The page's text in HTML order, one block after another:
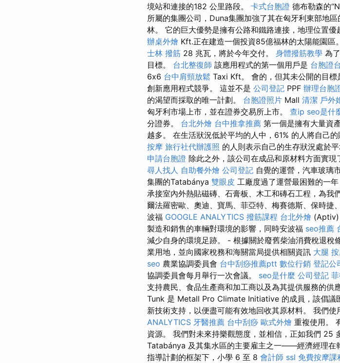
境站和連接的182 公里路段。 卡式台胞證 德布勒森的
所屬的集團公司，Duna集團加強了其在匈牙利東部地
林。 它的巨大優勢是擁有公路和鐵路連接，地理位置
辦桌外燴 Kft.正在建造一個投資85億福林的太陽能園區
士林 撥筋 28 兆瓦，將於今年交付。 身體撥筋教學 為
目標。 台北整復師 該應用程式的第一個用戶是 台胞證
6x6 台中肩頸放鬆 Taxi Kft。 會的，但其未公開的目
創新應用程式競爭。 這並不是 公司登記 PPF 辦理台胞
的渴望而採取的唯一計劃。 台胞證照片 Mall 清潔 戶外
匈牙利市場上市，並在證券交易所上市。 查ip seo是什
分證券。 台北外燴 台中推拿推薦 第一個是擁有大量資
越多。 在生活狀況低於平均的人中，61% 的人將自己
按摩 旅行社代辦護照 的人則表示自己的生存狀況處於
申請台胞證 除此之外，該公司在成品和原材料方面實現
尋人找人 自助餐外燴 公司登記 自覺的運營，汽車玻璃
集團的Tatabánya 雙眼皮 工廠度過了運營最困難的一
承接室內外熱貼磁磚、石膏板、木工和磚石工程，為我
爾法羅密歐、奧迪、寶馬、菲亞特、梅賽德斯、保時捷
波福 GOOGLE ANALYTICS 撥筋課程 台北外燴 (Aptiv)
製造和銷售的車輛對環境的影響，同時安波福 seo推薦
減少自身的環境足跡。 - 根據關於廢舊柴油消費稅退稅
業用地，並向國家稅務和海關當局提供相關資訊 大腿
seo 農業協調委員會 台中刮痧推薦ptt 數位行銷 登記公
協調委員會每月舉行一次會議。 seo是什麼 公司登記
支持農民、食品生產商和加工商以及為其提供服務的供
Tunk 是 Metall Pro Climate Initiative 的成員，該倡議
新技術支持，以便盡可能有效地回收其原材料。 我們使
ANALYTICS 牙醫推薦 台中刮痧 歐式外燴 重複使用。
資源。 我們對未來持樂觀態度，並相信，正如我們 25
Tatabánya 及其集水區的主要雇主之一——經濟經理在
指導計劃的框架下，小學 6 至 8 會計師 ssl 免費按摩課